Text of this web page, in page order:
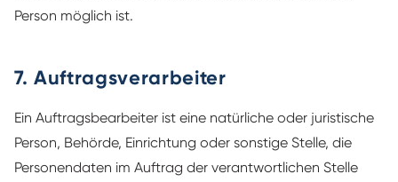
Person möglich ist.
7. Auftragsverarbeiter
Ein Auftragsbearbeiter ist eine natürliche oder juristische
Person, Behörde, Einrichtung oder sonstige Stelle, die
Personendaten im Auftrag der verantwortlichen Stelle